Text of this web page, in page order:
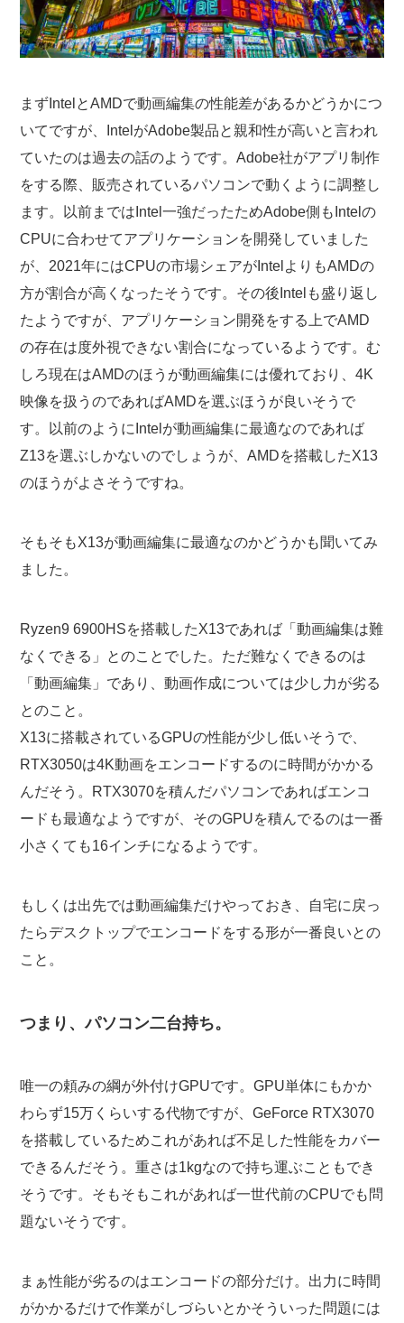
まずIntelとAMDで動画編集の性能差があるかどうかにつ
いてですが、IntelがAdobe製品と親和性が高いと言われ
ていたのは過去の話のようです。Adobe社がアプリ制作
をする際、販売されているパソコンで動くように調整し
ます。以前まではIntel一強だったためAdobe側もIntelの
CPUに合わせてアプリケーションを開発していました
が、2021年にはCPUの市場シェアがIntelよりもAMDの
方が割合が高くなったそうです。その後Intelも盛り返し
たようですが、アプリケーション開発をする上でAMD
の存在は度外視できない割合になっているようです。む
しろ現在はAMDのほうが動画編集には優れており、4K
映像を扱うのであればAMDを選ぶほうが良いそうで
す。以前のようにIntelが動画編集に最適なのであれば
Z13を選ぶしかないのでしょうが、AMDを搭載したX13
のほうがよさそうですね。
そもそもX13が動画編集に最適なのかどうかも聞いてみ
ました。
Ryzen9 6900HSを搭載したX13であれば「動画編集は難
なくできる」とのことでした。ただ難なくできるのは
「動画編集」であり、動画作成については少し力が劣る
とのこと。
X13に搭載されているGPUの性能が少し低いそうで、
RTX3050は4K動画をエンコードするのに時間がかかる
んだそう。RTX3070を積んだパソコンであればエンコ
ードも最適なようですが、そのGPUを積んでるのは一番
小さくても16インチになるようです。
もしくは出先では動画編集だけやっておき、自宅に戻っ
たらデスクトップでエンコードをする形が一番良いとの
こと。
つまり、パソコン二台持ち。
唯一の頼みの綱が外付けGPUです。GPU単体にもかか
わらず15万くらいする代物ですが、GeForce RTX3070
を搭載しているためこれがあれば不足した性能をカバー
できるんだそう。重さは1kgなので持ち運ぶこともでき
そうです。そもそもこれがあれば一世代前のCPUでも問
題ないそうです。
まぁ性能が劣るのはエンコードの部分だけ。出力に時間
がかかるだけで作業がしづらいとかそういった問題には